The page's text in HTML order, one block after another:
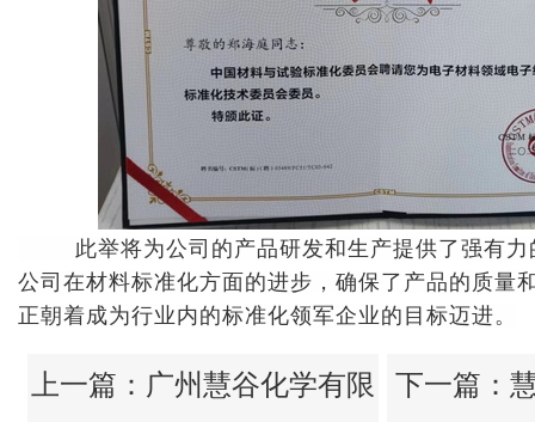
正朝着成为行业内的标准化领军企业的目标迈进。